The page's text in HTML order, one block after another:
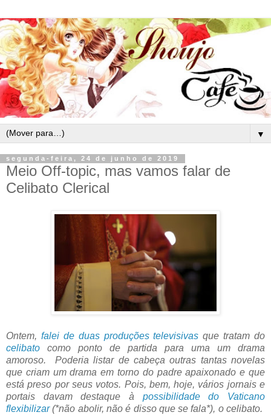
▼
segunda-feira, 24 de junho de 2019
Meio Off-topic, mas vamos falar de
Celibato Clerical
Ontem, falei de duas produções televisivas que tratam do
celibato como ponto de partida para uma um drama
amoroso. Poderia listar de cabeça outras tantas novelas
que criam um drama em torno do padre apaixonado e que
está preso por seus votos. Pois, bem, hoje, vários jornais e
portais davam destaque à possibilidade do Vaticano
flexibilizar(*não abolir, não é disso que se fala*), o celibato.